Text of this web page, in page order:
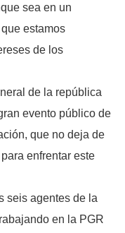
sea en un
estamos
de los
de la república
evento público de
que no deja de
enfrentar este
seis agentes de la
en la PGR